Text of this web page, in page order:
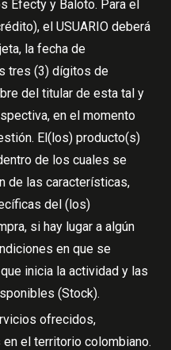
Efecty y Baloto. Para el
el USUARIO deberá
la fecha de
tres (3) dígitos de
del titular de esta tal y
en el momento
El(los) producto(s)
de los cuales se
de las características,
del (los)
si hay lugar a algún
en que se
inicia la actividad y las
(Stock).
ofrecidos,
el territorio colombiano.